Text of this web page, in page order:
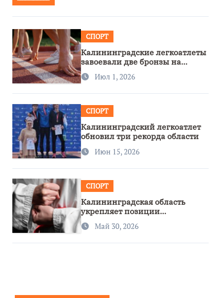
СПОРТ
Калининградские легкоатлеты
завоевали две бронзы на
первенстве России
Июл 1, 2026
СПОРТ
Калининградский легкоатлет
обновил три рекорда области
Июн 15, 2026
СПОРТ
Калининградская область
укрепляет позиции
спортивного региона
Май 30, 2026